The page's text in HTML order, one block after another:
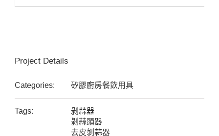
Project Details
Categories: 矽膠廚房餐飲用具
Tags:
剝蒜器
剝蒜頭器
去皮剝蒜器